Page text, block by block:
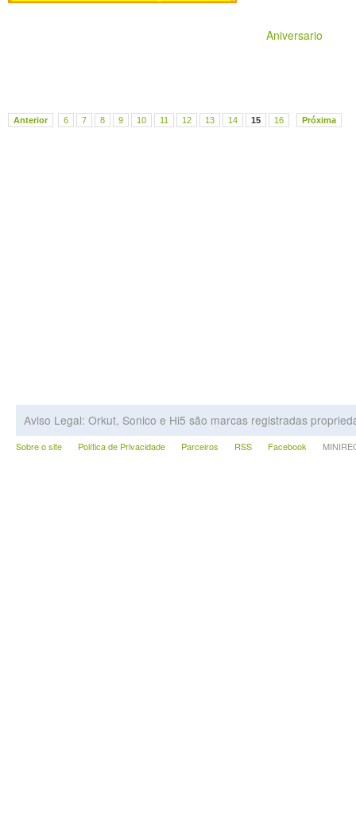
Aniversario
Anterior 6 7 8 9 10 11 12 13 14 15 16 Próxima
Aviso Legal: Orkut, Sonico e Hi5 são marcas registradas
Sobre o site Política de Privacidade Parceiros RSS Facebook